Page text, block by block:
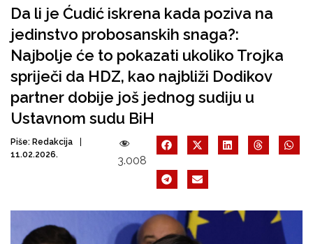
Da li je Ćudić iskrena kada poziva na
jedinstvo probosanskih snaga?:
Najbolje će to pokazati ukoliko Trojka
spriječi da HDZ, kao najbliži Dodikov
partner dobije još jednog sudiju u
Ustavnom sudu BiH
Piše: Redakcija
11.02.2026.
3.008